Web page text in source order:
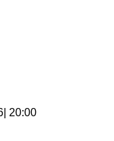
20:00